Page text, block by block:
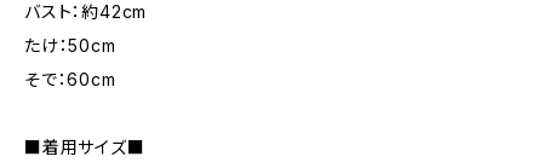
バスト：約42cm
たけ：50cm
そで：60cm
■着用サイズ■